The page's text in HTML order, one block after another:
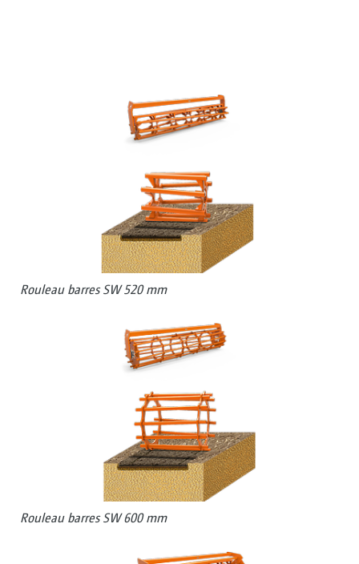
Rouleau barres SW 520 mm
Rouleau barres SW 600 mm